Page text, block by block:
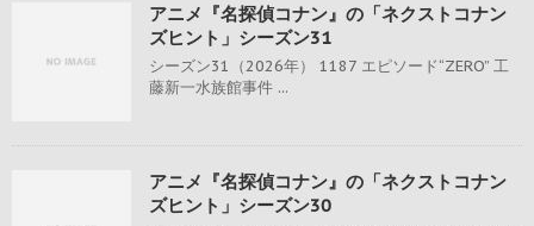
アニメ『名探偵コナン』の「ネクストコナン
ズヒント」シーズン31
シーズン31（2026年） 1187 エピソード“ZERO” 工
藤新一水族館事件 ...
アニメ『名探偵コナン』の「ネクストコナン
ズヒント」シーズン30